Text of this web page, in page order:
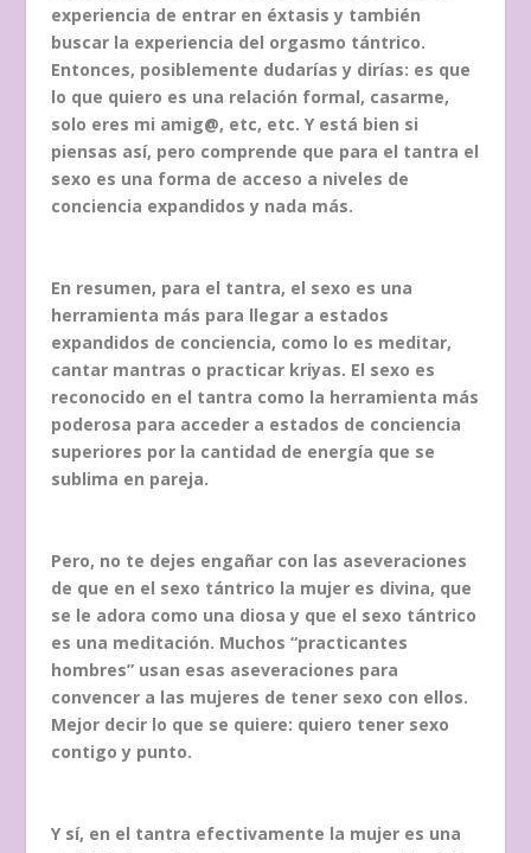
experiencia de entrar en éxtasis y también
buscar la experiencia del orgasmo tántrico.
Entonces, posiblemente dudarías y dirías: es que
lo que quiero es una relación formal, casarme,
solo eres mi amig@, etc, etc. Y está bien si
piensas así, pero comprende que para el tantra el
sexo es una forma de acceso a niveles de
conciencia expandidos y nada más.
En resumen, para el tantra, el sexo es una
herramienta más para llegar a estados
expandidos de conciencia, como lo es meditar,
cantar mantras o practicar kriyas. El sexo es
reconocido en el tantra como la herramienta más
poderosa para acceder a estados de conciencia
superiores por la cantidad de energía que se
sublima en pareja.
Pero, no te dejes engañar con las aseveraciones
de que en el sexo tántrico la mujer es divina, que
se le adora como una diosa y que el sexo tántrico
es una meditación. Muchos “practicantes
hombres” usan esas aseveraciones para
convencer a las mujeres de tener sexo con ellos.
Mejor decir lo que se quiere: quiero tener sexo
contigo y punto.
Y sí, en el tantra efectivamente la mujer es una